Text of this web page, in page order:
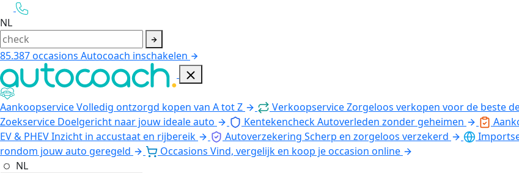
NL
85.387occasions Autocoach inschakelen
AankoopserviceVolledig ontzorgd kopen van A tot Z VerkoopserviceZorgeloos verkopen voor de beste
Zoekservice Doelgericht naar jouw ideale auto KentekencheckAutoverleden zonder geheimen
EV & PHEVInzicht in accustaat en rijbereik Autoverzekering Scherp en zorgeloos verzekerd
rondom jouw auto geregeld
Occasions Vind, vergelijk en koop je occasion online
NL